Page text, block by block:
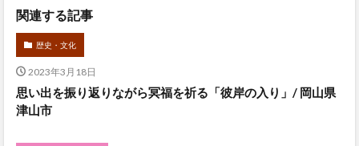
関連する記事
歴史・文化
2023年3月18日
思い出を振り返りながら冥福を祈る「彼岸の入り」/ 岡山県
津山市